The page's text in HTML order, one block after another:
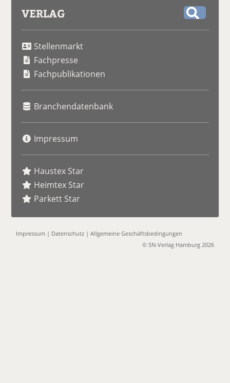
VERLAG
Stellenmarkt
Fachpresse
Fachpublikationen
Branchendatenbank
Impressum
Haustex Star
Heimtex Star
Parkett Star
Impressum | Datenschutz |Allgemeine Geschäftsbedingungen
© SN-Verlag Hamburg 2026